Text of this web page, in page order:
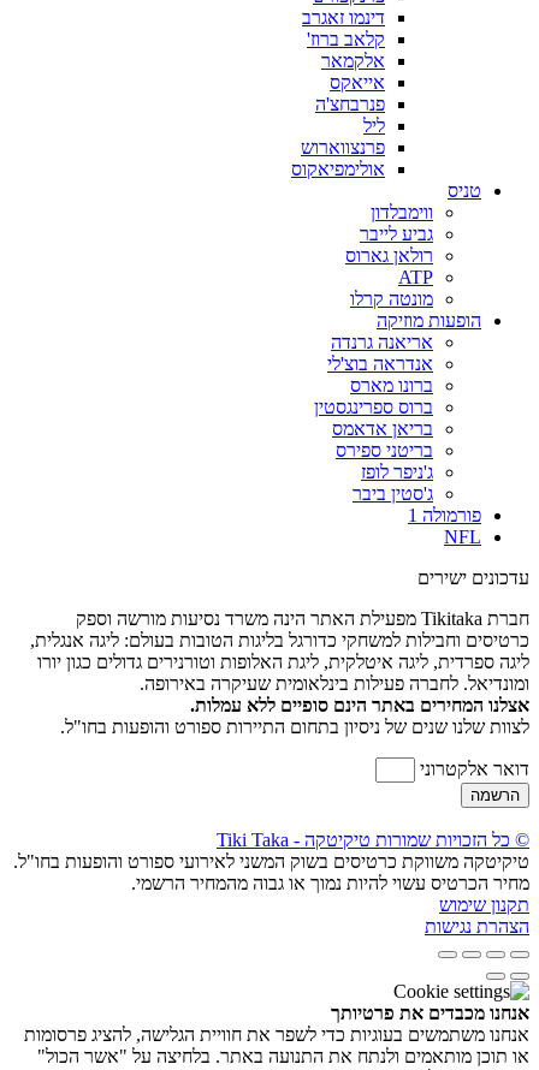
דינמו זאגרב
קלאב ברוז'
אלקמאר
אייאקס
פנרבחצ'ה
ליל
פרנצווארוש
אולימפיאקוס
טניס
ווימבלדון
גביע לייבר
רולאן גארוס
ATP
מונטה קרלו
הופעות מוזיקה
אריאנה גרנדה
אנדראה בוצ'לי
ברונו מארס
ברוס ספרינגסטין
בריאן אדאמס
בריטני ספירס
ג'ניפר לופז
ג'סטין ביבר
פורמולה 1
NFL
עדכונים ישירים
חברת Tikitaka מפעילת האתר הינה משרד נסיעות מורשה וספק
כרטיסים וחבילות למשחקי כדורגל בליגות הטובות בעולם: ליגה אנגלית,
ליגה ספרדית, ליגה איטלקית, ליגת האלופות וטורנירים גדולים כגון יורו
ומונדיאל. לחברה פעילות בינלאומית שעיקרה באירופה.
אצלנו המחירים באתר הינם סופיים ללא עמלות.
לצוות שלנו שנים של ניסיון בתחום התיירות ספורט והופעות בחו"ל.
דואר אלקטרוני
הרשמה
© כל הזכויות שמורות טיקיטקה - Tiki Taka
טיקיטקה משווקת כרטיסים בשוק המשני לאירועי ספורט והופעות בחו"ל.
מחיר הכרטיס עשוי להיות נמוך או גבוה מהמחיר הרשמי.
תקנון שימוש
הצהרת נגישות
אנחנו מכבדים את פרטיותך
אנחנו משתמשים בעוגיות כדי לשפר את חוויית הגלישה, להציג פרסומות
או תוכן מותאמים ולנתח את התנועה באתר. בלחיצה על "אשר הכול"